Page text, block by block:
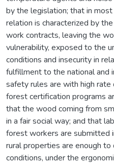
by the legislation; that in
relation is characterized by
work contracts, leaving the
vulnerability, exposed to the
conditions and insecurity in
fulfillment to the national and
safety rules are with high
forest certification programs
that the wood coming from
in a fair social way; and that
forest workers are submitted
rural properties are enough to
conditions, under the